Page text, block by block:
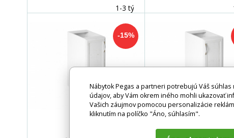
1-3 týdny
skrinku alebo po
polica 25 cm : dodáva
demonte : spodná lišta
súčasťou dodávky :
doska nie je súčasťou
dodávky
-15%
Nábytok Pegas a partneri potrebujú Váš súhlas
údajov, aby Vám okrem iného mohli ukazovať
Vašich záujmov pomocou personalizácie
kliknutím na políčko "Áno, súhlasím".